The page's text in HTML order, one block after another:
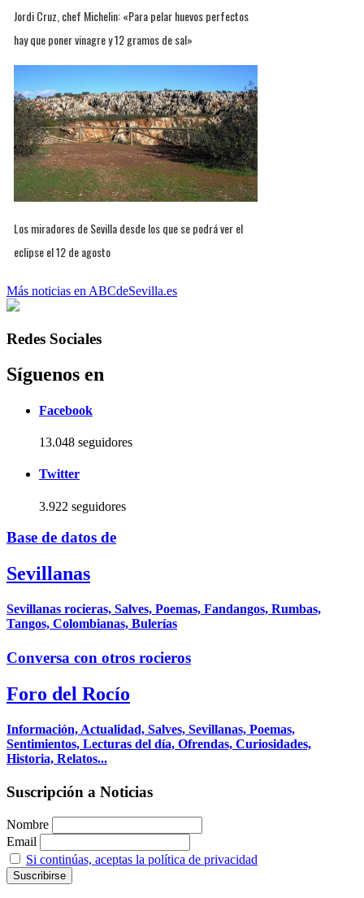
Jordi Cruz, chef Michelin: «Para pelar huevos perfectos
hay que poner vinagre y 12 gramos de sal»
Los miradores de Sevilla desde los que se podrá ver el
eclipse el 12 de agosto
Más noticias en ABCdeSevilla.es
Redes Sociales
Síguenos en
Facebook
13.048 seguidores
Twitter
3.922 seguidores
Base de datos de
Sevillanas
Sevillanas rocieras, Salves, Poemas, Fandangos, Rumbas,
Tangos, Colombianas, Bulerías
Conversa con otros rocieros
Foro del Rocío
Información, Actualidad, Salves, Sevillanas, Poemas,
Sentimientos, Lecturas del día, Ofrendas, Curiosidades,
Historia, Relatos...
Suscripción a Noticias
Nombre
Email
Si continúas, aceptas la política de privacidad